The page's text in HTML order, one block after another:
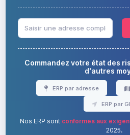
Commandez votre état des
d'autres
ERP par adresse
ERP par
Nos ERP sont conformes aux
2025.